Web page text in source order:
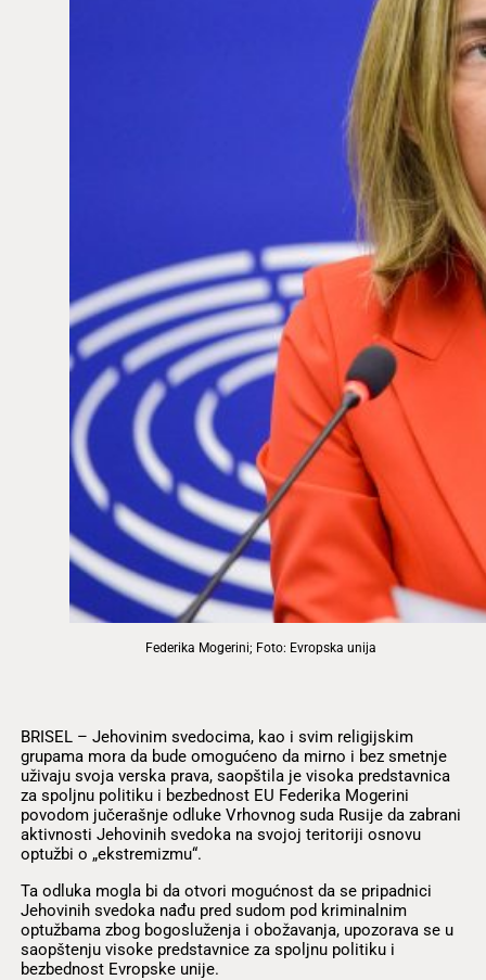
Federika Mogerini; Foto: Evropska unija
BRISEL – Jehovinim svedocima, kao i svim religijskim
grupama mora da bude omogućeno da mirno i bez smetnje
uživaju svoja verska prava, saopštila je visoka predstavnica
za spoljnu politiku i bezbednost EU Federika Mogerini
povodom jučerašnje odluke Vrhovnog suda Rusije da zabrani
aktivnosti Jehovinih svedoka na svojoj teritoriji osnovu
optužbi o „ekstremizmu“.
Ta odluka mogla bi da otvori mogućnost da se pripadnici
Jehovinih svedoka nađu pred sudom pod kriminalnim
optužbama zbog bogosluženja i obožavanja, upozorava se u
saopštenju visoke predstavnice za spoljnu politiku i
bezbednost Evropske unije.